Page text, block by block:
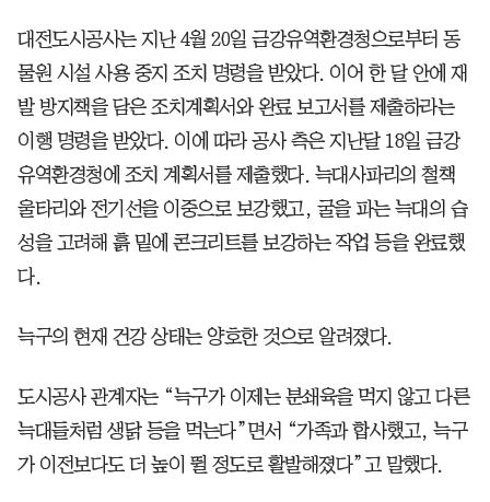
대전도시공사는 지난 4월 20일 금강유역환경청으로부터 동
물원 시설 사용 중지 조치 명령을 받았다. 이어 한 달 안에 재
발 방지책을 담은 조치계획서와 완료 보고서를 제출하라는
이행 명령을 받았다. 이에 따라 공사 측은 지난달 18일 금강
유역환경청에 조치 계획서를 제출했다. 늑대사파리의 철책
울타리와 전기선을 이중으로 보강했고, 굴을 파는 늑대의 습
성을 고려해 흙 밑에 콘크리트를 보강하는 작업 등을 완료했
다.
늑구의 현재 건강 상태는 양호한 것으로 알려졌다.
도시공사 관계자는 “늑구가 이제는 분쇄육을 먹지 않고 다른
늑대들처럼 생닭 등을 먹는다”면서 “가족과 합사했고, 늑구
가 이전보다도 더 높이 뛸 정도로 활발해졌다”고 말했다.